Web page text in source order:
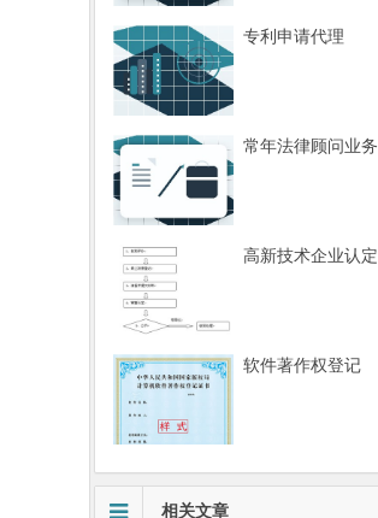
专利申请代理
常年法律顾问业务
高新技术企业认定
软件著作权登记
相关文章